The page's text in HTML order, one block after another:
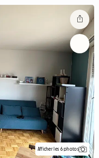
Afficher les 6 photos